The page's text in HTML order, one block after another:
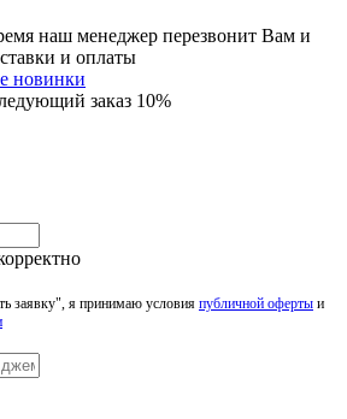
наш менеджер перезвонит Вам и
и оплаты
новинки
заказ 10%
заявку", я принимаю условия публичной оферты и